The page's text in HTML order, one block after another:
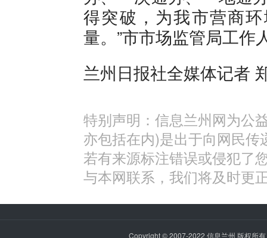
得突破，为我市营商
量。”市市场监管局工作
兰州日报社全媒体记者
特别声明：信息兰州网为公
亦包括在内)是出于向网民
若有来源标注错误或侵犯了
与本网联系，我们将及时更
Copyright © 2007-2022 信息兰州 版权所